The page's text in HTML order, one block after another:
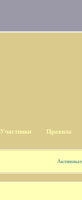
Участники Правила